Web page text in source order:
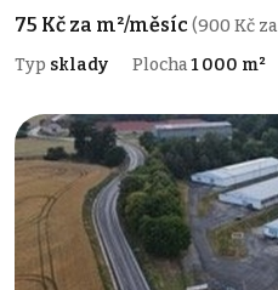
75 Kč za m²/měsíc(900 Kč
Typ sklady Plocha1 000 m²